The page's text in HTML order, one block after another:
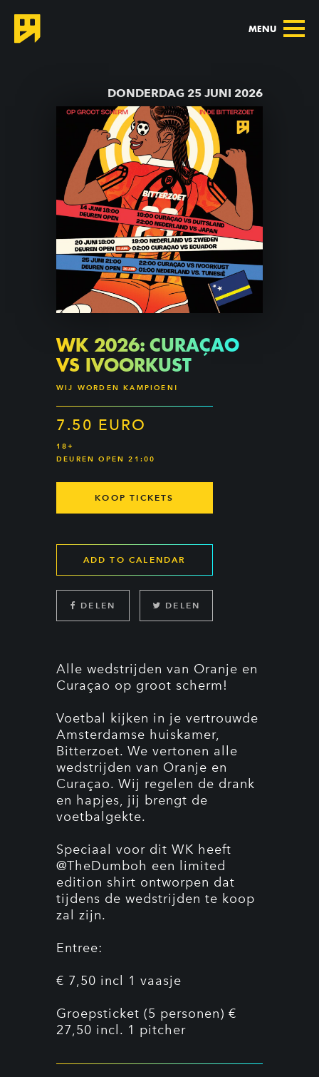
MENU
DONDERDAG 25 JUNI 2026
WK 2026: CURAÇAO
VS IVOORKUST
WIJ WORDEN KAMPIOEN!
7.50 EURO
18+
DEUREN OPEN 21:00
KOOP TICKETS
ADD TO CALENDAR
DELEN DELEN
Alle wedstrijden van Oranje en
Curaçao op groot scherm!
Voetbal kijken in je vertrouwde
Amsterdamse huiskamer,
Bitterzoet. We vertonen alle
wedstrijden van Oranje en
Curaçao. Wij regelen de drank
en hapjes, jij brengt de
voetbalgekte.
Speciaal voor dit WK heeft
@TheDumboh een limited
edition shirt ontworpen dat
tijdens de wedstrijden te koop
zal zijn.
Entree:
€ 7,50 incl 1 vaasje
Groepsticket (5 personen) €
27,50 incl. 1 pitcher